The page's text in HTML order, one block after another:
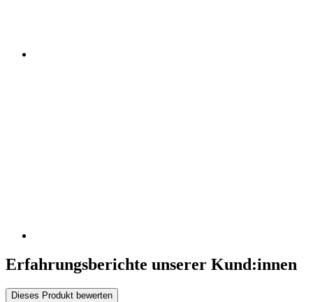
Erfahrungsberichte unserer Kund:innen
Dieses Produkt bewerten